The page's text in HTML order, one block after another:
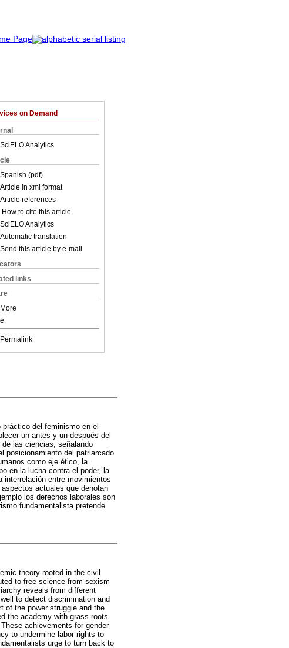
on Demand
SciELO Analytics
Spanish (pdf)
Article in xml format
Article references
How to cite this article
SciELO Analytics
Automatic translation
Send this article by e-mail
links
More
Permalink
del feminismo en el
un antes y un después del
las ciencias, señalando
posicionamiento del patriarcado
como eje ético, la
en la lucha contra el poder, la
entre movimientos
actuales que denotan
los derechos laborales son
fundamentalista pretende
theory rooted in the civil
to free science from sexism
reveals from different
to detect discrimination and
of the power struggle and the
the academy with grass-roots
achievements for gender
to undermine labor rights to
urge to turn back to